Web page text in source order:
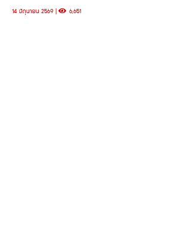
14 มิถุนายน 2569 | 6,651